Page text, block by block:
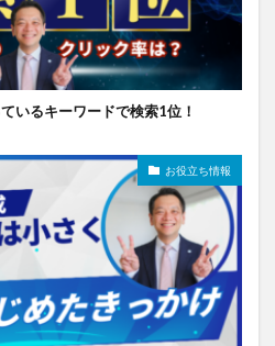
いるキーワードで検索1位！
お役立ち情報